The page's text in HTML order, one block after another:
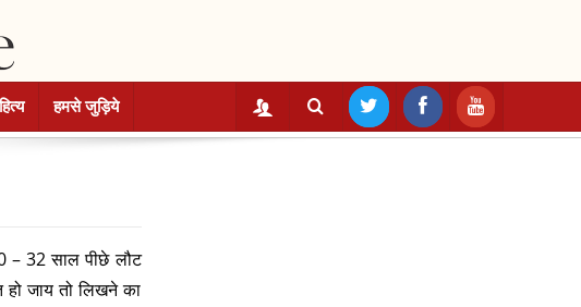
हमसे जुड़िये
– 32 साल पीछे लौट
जाय तो लिखने का